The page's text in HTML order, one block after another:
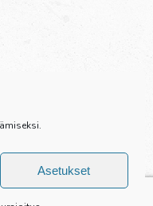
Asetukset